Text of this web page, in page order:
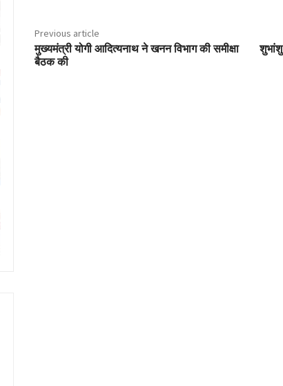
Previous article
मुख्यमंत्री योगी आदित्यनाथ ने खनन विभाग की समीक्षा
बैठक की